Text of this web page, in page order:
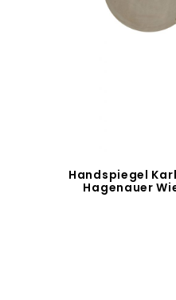
Handspiegel
Hagenauer